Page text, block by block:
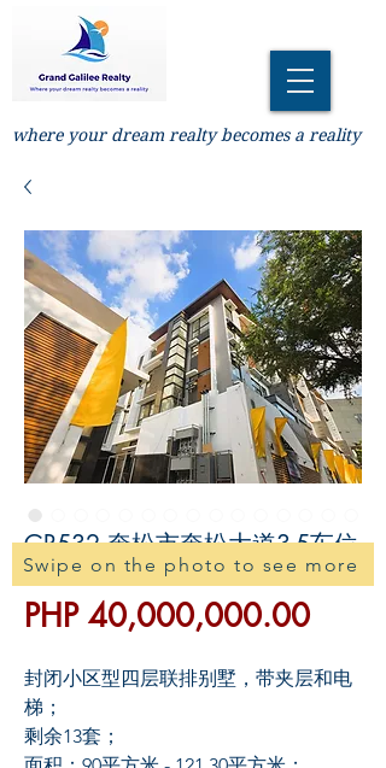
where your dream realty becomes a reality
GR532 奎松市奎松大道3-5车位
联排别墅预售
PHP 40,000,000.00價
封闭小区型四层联排别墅，带夹层和电
梯；
剩余13套；
Swipe on the photo to see more